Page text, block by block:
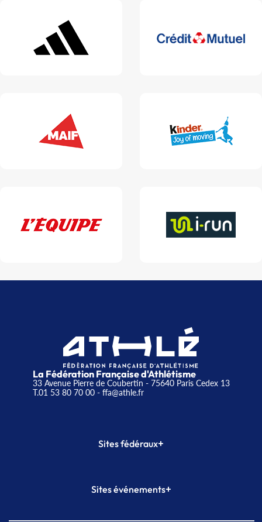
La Fédération Française d'Athlétisme
33 Avenue Pierre de Coubertin - 75640 Paris Cedex 13
T.01 53 80 70 00- ffa@athle.fr
Sites fédéraux+
Plateforme Formation
Sites événements+